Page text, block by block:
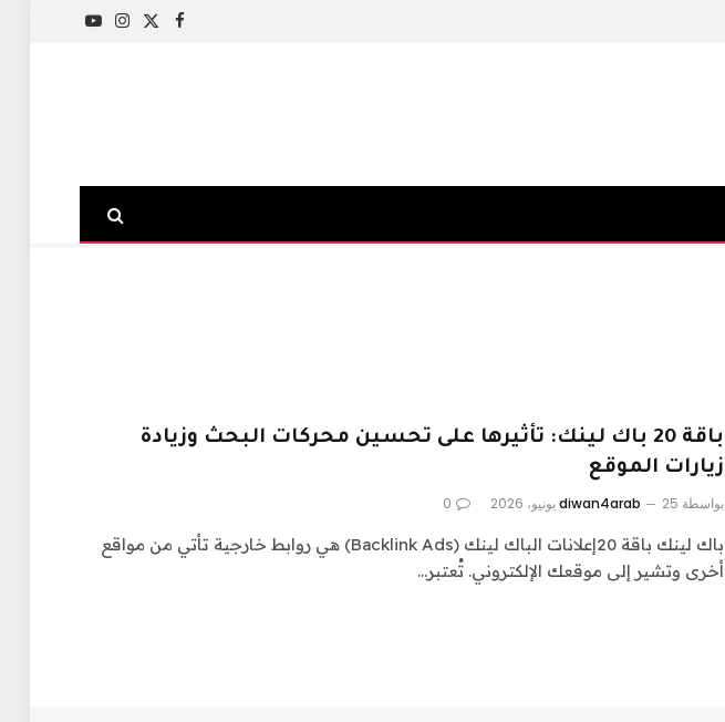
فيسبوك
X
الانستغرام
يوتيوب
باقة 20 باك لينك: تأثيرها على تحسين محركات البحث وزيادة
زيارات الموقع
بواسطة diwan4arab 25 يونيو، 2026 0
باك لينك باقة 20إعلانات الباك لينك (Backlink Ads) هي روابط خارجية تأتي من مواقع
أخرى وتشير إلى موقعك الإلكتروني. تُعتبر…